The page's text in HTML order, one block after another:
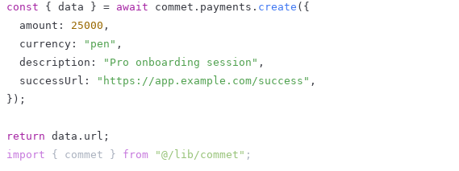
const { data } = await commet . payments . create ( {
  amount
: 25000 ,
  currency
: "pen" ,
  description
: "Pro onboarding session" ,
  successUrl
: "https://app.example.com/success" ,
} ) ;
return data . url ;
import
{ commet } from "@/lib/commet" ;